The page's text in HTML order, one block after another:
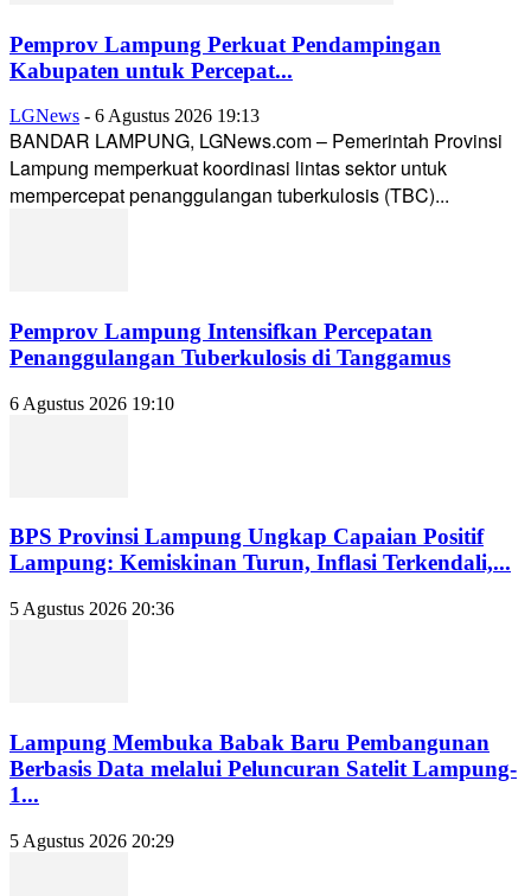
Pemprov Lampung Perkuat Pendampingan
Kabupaten untuk Percepat...
LGNews - 6 Agustus 2026 19:13
BANDAR LAMPUNG, LGNews.com – Pemerintah Provinsi
Lampung memperkuat koordinasi lintas sektor untuk
mempercepat penanggulangan tuberkulosis (TBC)...
Pemprov Lampung Intensifkan Percepatan
Penanggulangan Tuberkulosis di Tanggamus
6 Agustus 2026 19:10
BPS Provinsi Lampung Ungkap Capaian Positif
Lampung: Kemiskinan Turun, Inflasi Terkendali,...
5 Agustus 2026 20:36
Lampung Membuka Babak Baru Pembangunan
Berbasis Data melalui Peluncuran Satelit Lampung-
1...
5 Agustus 2026 20:29